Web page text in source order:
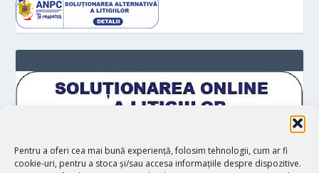
Pentru a oferi cea mai bună experiență, folosim tehnologii, cum ar fi
cookie-uri, pentru a stoca și/sau accesa informațiile despre dispozitive.